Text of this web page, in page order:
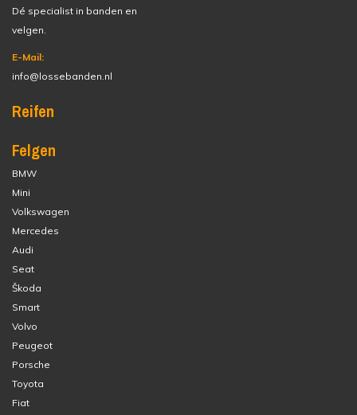
Dé specialist in banden en
velgen.
E-Mail:
info@lossebanden.nl
Reifen
Felgen
BMW
Mini
Volkswagen
Mercedes
Audi
Seat
Škoda
Smart
Volvo
Peugeot
Porsche
Toyota
Fiat